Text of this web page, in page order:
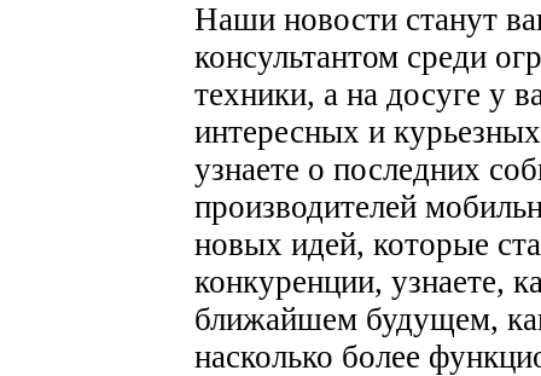
Наши новости станут
консультантом среди
техники, а на досуге у
интересных и
узнаете о последних
производителей
новых идей, которые
конкуренции, узнаете,
ближайшем будущем,
насколько более